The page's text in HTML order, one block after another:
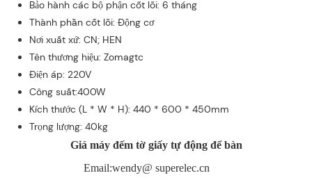
Bảo hành các bộ phận cốt lõi: 6 tháng
Thành phần cốt lõi: Động cơ
Nơi xuất xứ: CN; HEN
Tên thương hiệu: Zomagtc
Điện áp: 220V
Công suất:400W
Kích thước (L * W * H): 440 * 600 * 450mm
Trọng lượng: 40kg
Giá máy đếm tờ giấy tự động để bàn
Email:wendy@ superelec.cn